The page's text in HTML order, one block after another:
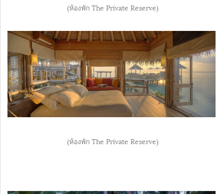
(ห้องพัก The Private Reserve)
(ห้องพัก The Private Reserve)